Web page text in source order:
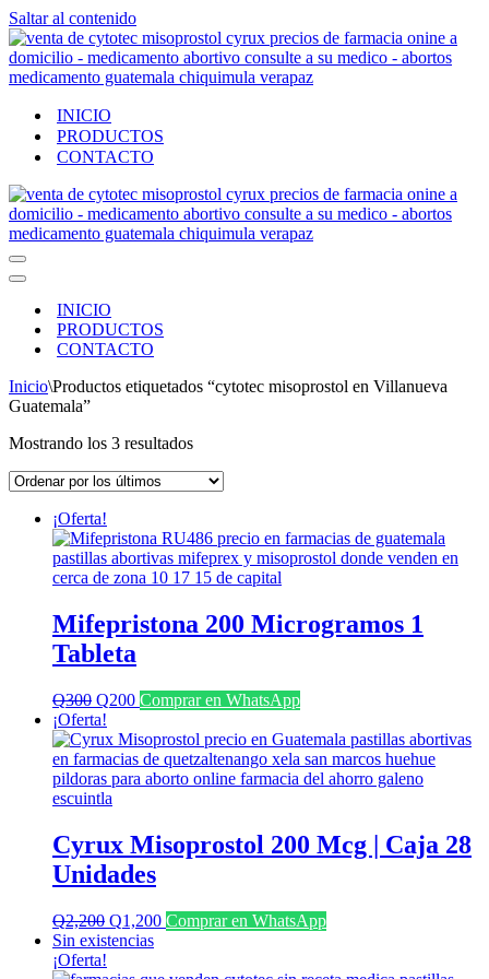
Saltar al contenido
INICIO
PRODUCTOS
CONTACTO
Menú
de
Menú
navegación
INICIO
PRODUCTOS
CONTACTO
Inicio\Productos etiquetados “cytotec misoprostol en Villanueva
Guatemala”
Mostrando los 3 resultadosOrdenado
los
¡Oferta!
Mifepristona 200 Microgramos 1
Tableta
Q300 El
precio
original
era:
Q300.
Q200El
actual
es:
Q200.
Comprar en WhatsApp
¡Oferta!
Cyrux Misoprostol 200 Mcg | Caja 28
Unidades
Q2,200 El
precio
Q1,200ElComprar en WhatsApp
Sin existencias
¡Oferta!